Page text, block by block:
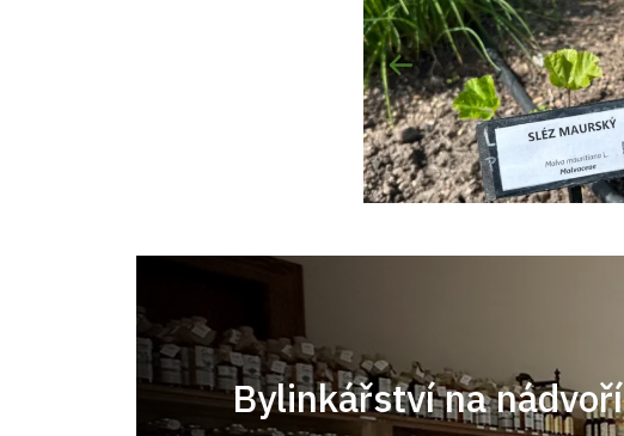
Bylinkářství na nádvoří